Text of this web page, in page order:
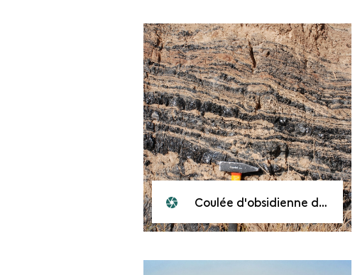
Coulée d'obsidienne du Jabal Isbil